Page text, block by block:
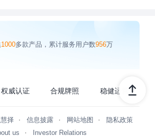
1000多款产品，累计服务用户数956万
权威认证 合规牌照 稳健运营
择 信息披露 网站地图
隐私政策
us
Investor Relations